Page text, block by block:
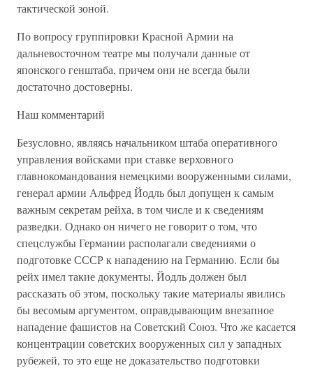
тактической зоной.
По вопросу группировки Красной Армии на
дальневосточном театре мы получали данные от
японского генштаба, причем они не всегда были
достаточно достоверны.
Наш комментарий
Безусловно, являясь начальником штаба оперативного
управления войсками при ставке верховного
главнокомандования немецкими вооруженными силами,
генерал армии Альфред Йодль был допущен к самым
важным секретам рейха, в том числе и к сведениям
разведки. Однако он ничего не говорит о том, что
спецслужбы Германии располагали сведениями о
подготовке СССР к нападению на Германию. Если бы
рейх имел такие документы, Йодль должен был
рассказать об этом, поскольку такие материалы явились
бы весомым аргументом, оправдывающим внезапное
нападение фашистов на Советский Союз. Что же касается
концентрации советских вооруженных сил у западных
рубежей, то это еще не доказательство подготовки